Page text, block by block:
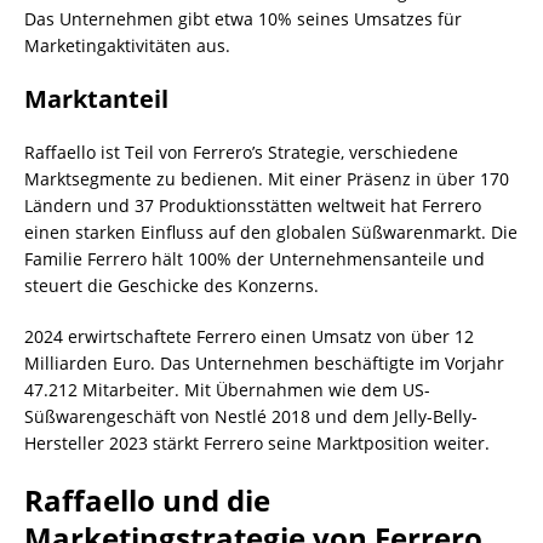
Das Unternehmen gibt etwa 10% seines Umsatzes für
Marketingaktivitäten aus.
Marktanteil
Raffaello ist Teil von Ferrero’s Strategie, verschiedene
Marktsegmente zu bedienen. Mit einer Präsenz in über 170
Ländern und 37 Produktionsstätten weltweit hat Ferrero
einen starken Einfluss auf den globalen Süßwarenmarkt. Die
Familie Ferrero hält 100% der Unternehmensanteile und
steuert die Geschicke des Konzerns.
2024 erwirtschaftete Ferrero einen Umsatz von über 12
Milliarden Euro. Das Unternehmen beschäftigte im Vorjahr
47.212 Mitarbeiter. Mit Übernahmen wie dem US-
Süßwarengeschäft von Nestlé 2018 und dem Jelly-Belly-
Hersteller 2023 stärkt Ferrero seine Marktposition weiter.
Raffaello und die